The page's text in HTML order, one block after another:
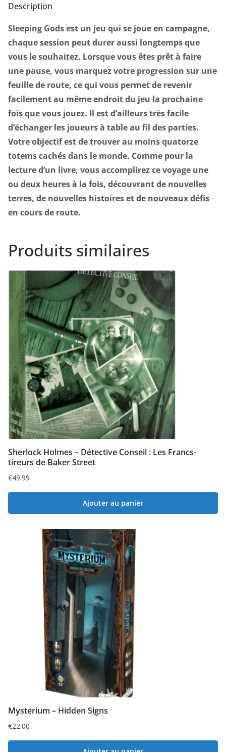
Description
Sleeping Gods est un jeu qui se joue en campagne,
chaque session peut durer aussi longtemps que
vous le souhaitez. Lorsque vous êtes prêt à faire
une pause, vous marquez votre progression sur une
feuille de route, ce qui vous permet de revenir
facilement au même endroit du jeu la prochaine
fois que vous jouez. Il est d’ailleurs très facile
d’échanger les joueurs à table au fil des parties.
Votre objectif est de trouver au moins quatorze
totems cachés dans le monde. Comme pour la
lecture d’un livre, vous accomplirez ce voyage une
ou deux heures à la fois, découvrant de nouvelles
terres, de nouvelles histoires et de nouveaux défis
en cours de route.
Produits similaires
Sherlock Holmes – Détective Conseil : Les Francs-
tireurs de Baker Street
€49.99
Ajouter au panier
Mysterium – Hidden Signs
€22.00